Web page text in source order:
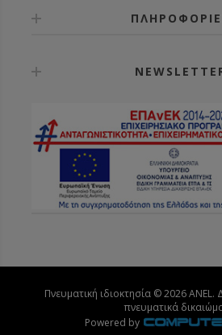
Πνευματική ιδιοκτησία © 2026
πνευματικά
Powered by